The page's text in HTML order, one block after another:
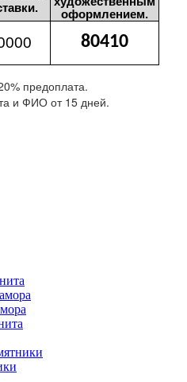
оформлением.
80410
предоплата.
и ФИО от 15 дней.